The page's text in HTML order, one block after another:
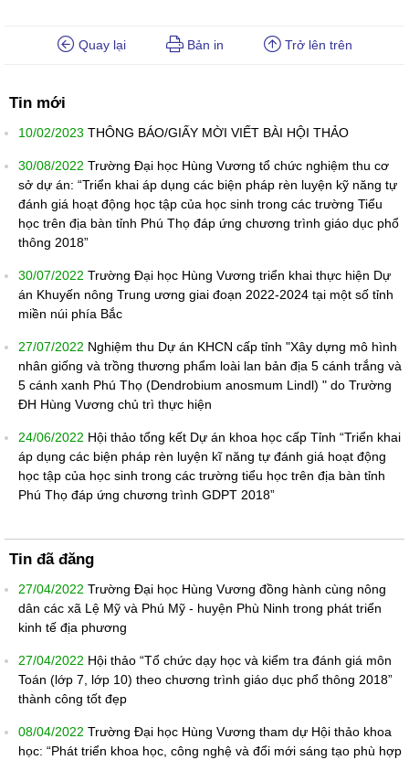
Quay lại Bản in Trở lên trên
Tin mới
10/02/2023 THÔNG BÁO/GIẤY MỜI VIẾT BÀI HỘI THẢO
30/08/2022 Trường Đại học Hùng Vương tổ chức nghiệm thu cơ
sở dự án: “Triển khai áp dụng các biện pháp rèn luyện kỹ năng tự
đánh giá hoạt động học tập của học sinh trong các trường Tiểu
học trên địa bàn tỉnh Phú Thọ đáp ứng chương trình giáo dục phổ
thông 2018”
30/07/2022 Trường Đại học Hùng Vương triển khai thực hiện Dự
án Khuyến nông Trung ương giai đoạn 2022-2024 tại một số tỉnh
miền núi phía Bắc
27/07/2022 Nghiệm thu Dự án KHCN cấp tỉnh "Xây dựng mô hình
nhân giống và trồng thương phẩm loài lan bản địa 5 cánh trắng và
5 cánh xanh Phú Thọ (Dendrobium anosmum Lindl) " do Trường
ĐH Hùng Vương chủ trì thực hiện
24/06/2022 Hội thảo tổng kết Dự án khoa học cấp Tỉnh “Triển khai
áp dụng các biện pháp rèn luyện kĩ năng tự đánh giá hoạt động
học tập của học sinh trong các trường tiểu học trên địa bàn tỉnh
Phú Thọ đáp ứng chương trình GDPT 2018”
Tin đã đăng
27/04/2022 Trường Đại học Hùng Vương đồng hành cùng nông
dân các xã Lệ Mỹ và Phú Mỹ - huyện Phù Ninh trong phát triển
kinh tế địa phương
27/04/2022 Hội thảo “Tổ chức dạy học và kiểm tra đánh giá môn
Toán (lớp 7, lớp 10) theo chương trình giáo dục phổ thông 2018”
thành công tốt đẹp
08/04/2022 Trường Đại học Hùng Vương tham dự Hội thảo khoa
học: “Phát triển khoa học, công nghệ và đổi mới sáng tạo phù hợp